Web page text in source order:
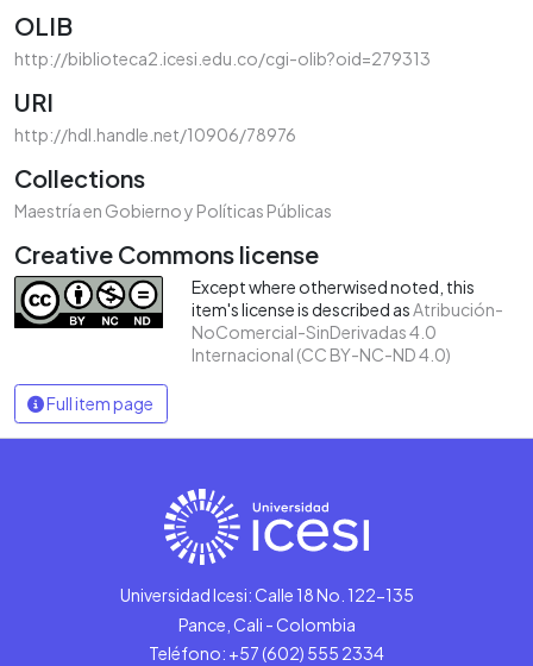
OLIB
http://biblioteca2.icesi.edu.co/cgi-olib?oid=279313
URI
http://hdl.handle.net/10906/78976
Collections
Maestría en Gobierno y Políticas Públicas
Creative Commons license
Except where otherwised noted, this
item's license is described asAtribución-
NoComercial-SinDerivadas 4.0
Internacional (CC BY-NC-ND 4.0)
Full item page
Universidad Icesi: Calle 18 No. 122-135
Pance, Cali - Colombia
Teléfono: +57 (602) 555 2334